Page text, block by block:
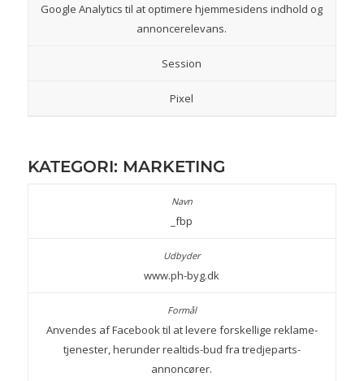
Google Analytics til at optimere hjemmesidens indhold og
annoncerelevans.
Session
Pixel
KATEGORI: MARKETING
_fbp
www.ph-byg.dk
Anvendes af Facebook til at levere forskellige reklame-
tjenester, herunder realtids-bud fra tredjeparts-
annoncører.